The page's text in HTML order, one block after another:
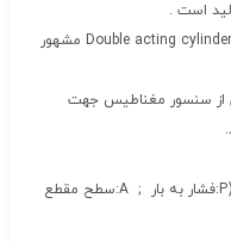
است .
این سیلندر ها به نام سیلندر خطی دو طرفه Double acting cylinder مشهور
از سنسور مغناطیس جهت
نیروی آن بافرمول F=P.A محاسبه می گردد.(P:فشار به بار ; A:سطح مقطع